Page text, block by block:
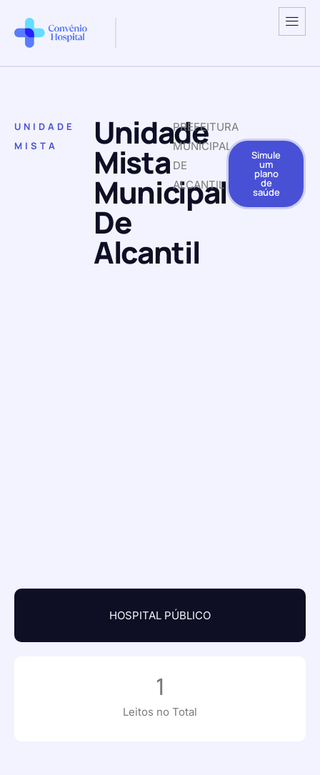
UNIDADE
MISTA
Unidade
Mista
Municipal
De
Alcantil
PREFEITURA
MUNICIPAL
DE
ALCANTIL
Simule
um
plano
de
saúde
HOSPITAL PÚBLICO
Leitos no Total
1